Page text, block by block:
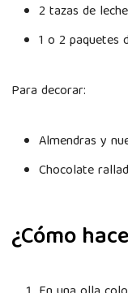
2 tazas de
1 o 2 paquetes
Para decorar:
Almendras y
Chocolate
¿Cómo